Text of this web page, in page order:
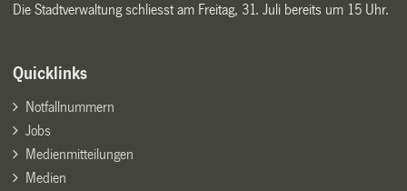
Die Stadtverwaltung schliesst am Freitag, 31. Juli bereits um 15 Uhr.
Quicklinks
Notfallnummern
Jobs
Medienmitteilungen
Medien